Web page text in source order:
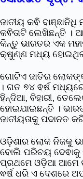
ଜାତୀୟ କଵି
କଵିତାଟି ଲେଖିଛନ୍ତି ।
କିନ୍ତୁ ଭାରତର ଏକ
କ୍ଷୁଣ୍ଣ ମଧ୍ୟ
ଗୋଟିଏ ଜାତିର
। ଗତ ୭୪ ଵର୍ଷ
ହିନ୍ଦିଆ, ବିହାରୀ,
ହୋଇଯାଇଛନ୍ତି ।
ଜାତୀୟତାକୁ ପଦାନତ
ଓଡ଼ିଶାର ଲୋକ ନିଜକୁ
ବୋଲି ପରିଚୟ ଦେଵାକୁ
ପ୍ରଥମେ ଓଡ଼ିଆ ଆମେ
ଵର୍ଷ ଧରି ଏ ଦେଶରେ